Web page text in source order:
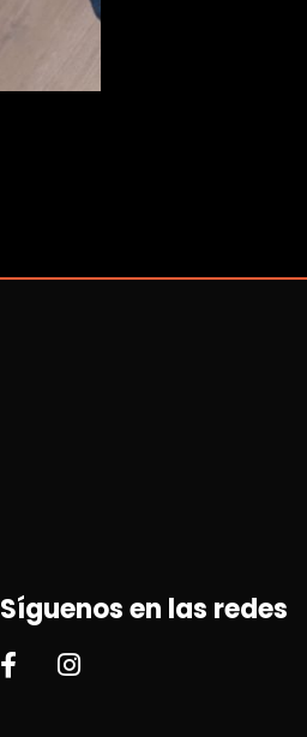
Síguenos en las redes